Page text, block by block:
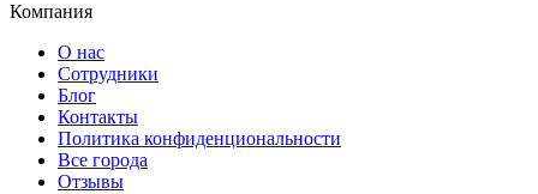
Компания
О нас
Сотрудники
Блог
Контакты
Политика конфиденциональности
Все города
Отзывы